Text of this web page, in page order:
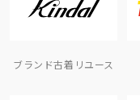
ブランド古着リユース